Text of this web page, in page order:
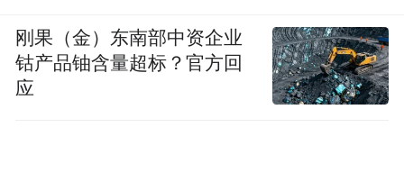
刚果（金）东南部中资企业
钴产品铀含量超标？官方回
应